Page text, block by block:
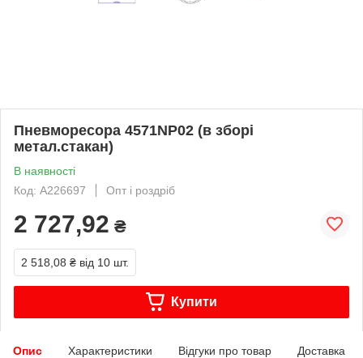
Пневморесора 4571NP02 (в зборі
метал.стакан)
В наявності
Код: A226697
Опт і роздріб
2 727,92 ₴
2 518,08 ₴ від 10 шт.
Купити
Опис Характеристики Відгуки про товар Доставка